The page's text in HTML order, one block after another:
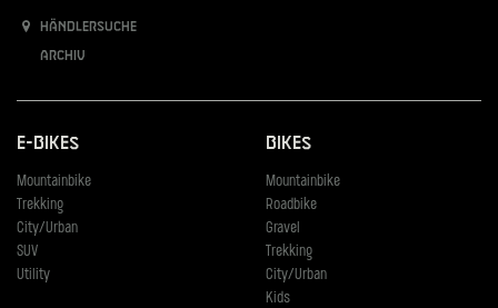
Händlersuche
Archiv
E-Bikes
Mountainbike
Trekking
City/Urban
SUV
Utility
Bikes
Mountainbike
Roadbike
Gravel
Trekking
City/Urban
Kids